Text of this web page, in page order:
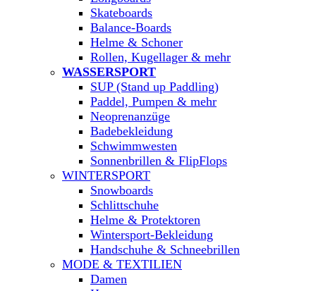
Skateboards
Balance-Boards
Helme & Schoner
Rollen, Kugellager & mehr
WASSERSPORT
SUP (Stand up Paddling)
Paddel, Pumpen & mehr
Neoprenanzüge
Badebekleidung
Schwimmwesten
Sonnenbrillen & FlipFlops
WINTERSPORT
Snowboards
Schlittschuhe
Helme & Protektoren
Wintersport-Bekleidung
Handschuhe & Schneebrillen
MODE & TEXTILIEN
Damen